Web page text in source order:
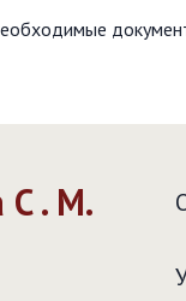
С . М.